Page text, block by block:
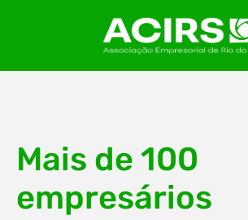
Mais de 100
empresários